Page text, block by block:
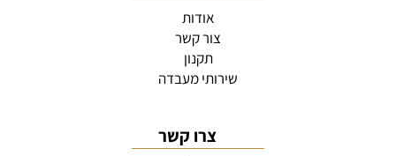
אודות
צור קשר
תקנון
שירותי מעבדה
צרו קשר